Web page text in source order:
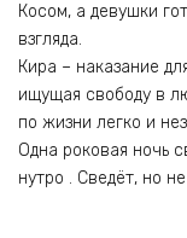
Косом, а девушки
взгляда.
Кира – наказание
ищущая свободу в
по жизни легко и
Одна роковая ночь
нутро . Сведёт, но